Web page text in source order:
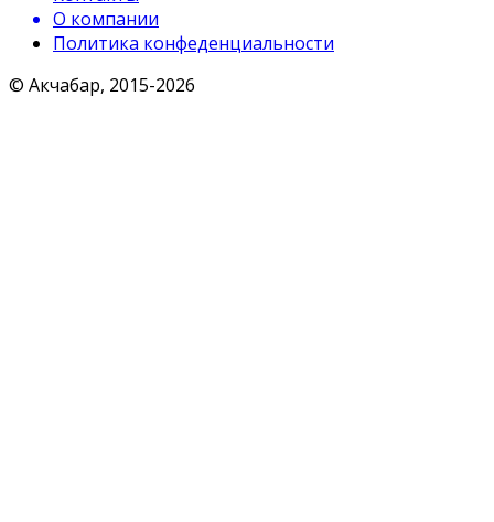
О компании
Политика конфеденциальности
© Акчабар, 2015-2026